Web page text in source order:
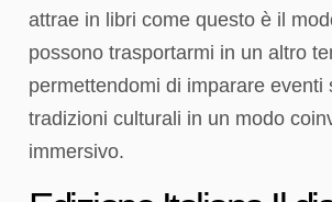
attrae in libri come questo è il
possono trasportarmi in un altro
permettendomi di imparare eventi
tradizioni culturali in un modo
immersivo.